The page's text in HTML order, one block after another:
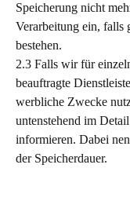
Speicherung nicht
Verarbeitung ein, falls
bestehen.
2.3 Falls wir für
beauftragte
werbliche Zwecke
untenstehend im
informieren. Dabei
der Speicherdauer.